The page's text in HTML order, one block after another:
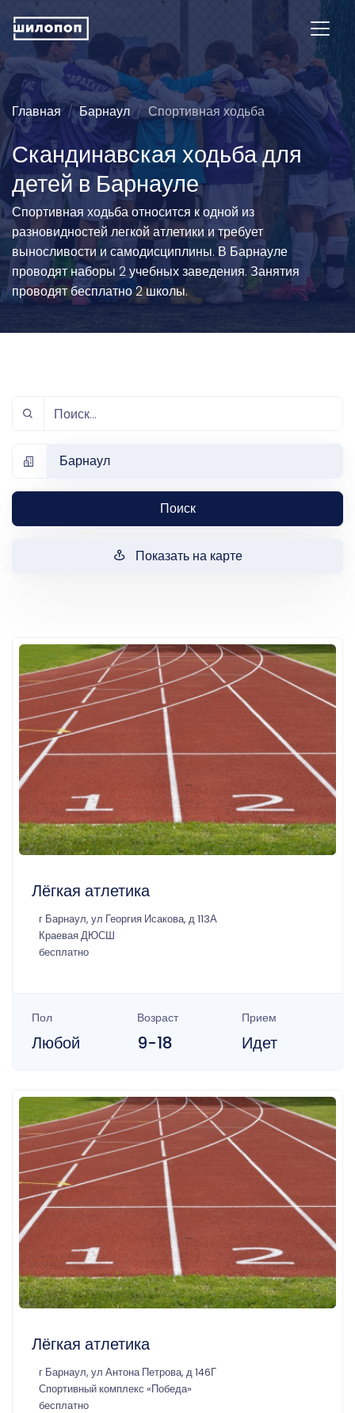
Главная Барнаул Спортивная ходьба
Скандинавская ходьба для
детей в Барнауле
Спортивная ходьба относится к одной из
разновидностей легкой атлетики и требует
выносливости и самодисциплины. В Барнауле
проводят наборы 2 учебных заведения. Занятия
проводят бесплатно 2 школы.
Барнаул
Поиск
Показать на карте
Лёгкая атлетика
г Барнаул, ул Георгия Исакова, д 113А
Краевая ДЮСШ
бесплатно
Пол
Любой
Возраст
9-18
Прием
Идет
Лёгкая атлетика
г Барнаул, ул Антона Петрова, д 146Г
Спортивный комплекс «Победа»
бесплатно